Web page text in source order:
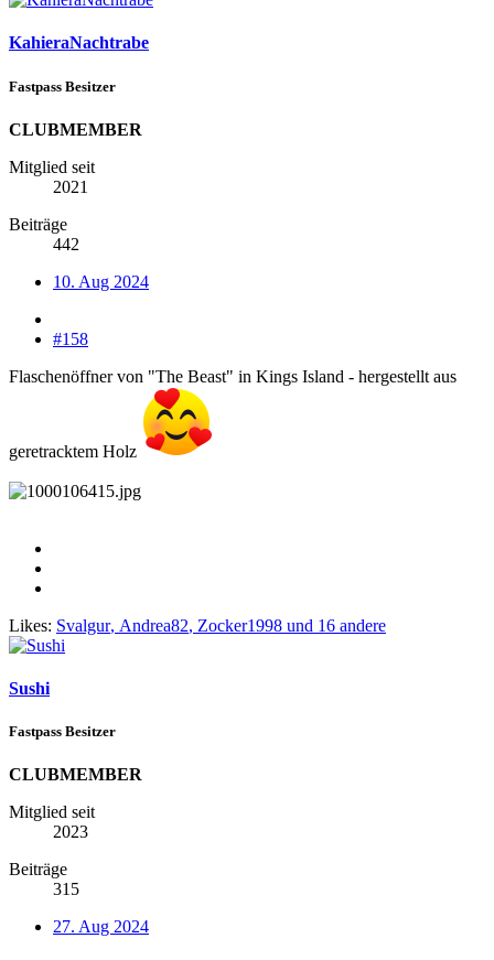
KahieraNachtrabe
Fastpass Besitzer
CLUBMEMBER
Mitglied seit
2021
Beiträge
442
10. Aug 2024
#158
Flaschenöffner von "The Beast" in Kings Island - hergestellt aus
geretracktem Holz
Likes: Svalgur, Andrea82, Zocker1998 und 16 andere
Sushi
Fastpass Besitzer
CLUBMEMBER
Mitglied seit
2023
Beiträge
315
27. Aug 2024